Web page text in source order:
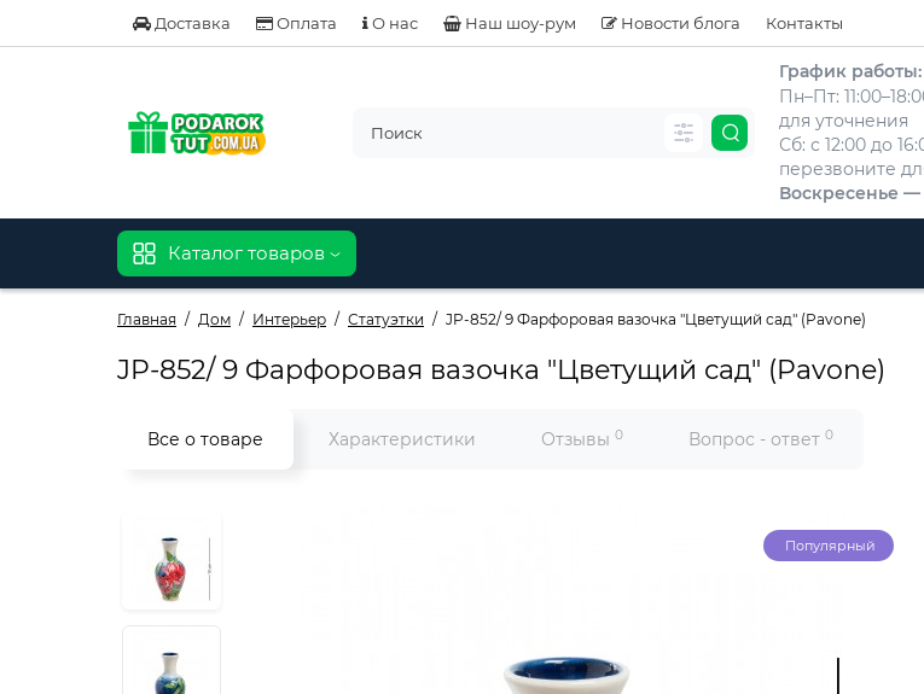
Доставка Оплата О нас Наш шоу-рум Новости блога Контакты
График работы:
Пн–Пт:
для уточнения
Сб: с 12:00 до
перезвоните
Воскресенье
Каталог товаров
Главная Дом Интерьер Статуэтки JP-852/ 9 Фарфоровая вазочка "Цветущий сад" (Pavone)
JP-852/ 9 Фарфоровая вазочка "Цветущий сад" (Pavone)
Все о товаре Характеристики Отзывы 0 Вопрос - ответ 0
Популярный